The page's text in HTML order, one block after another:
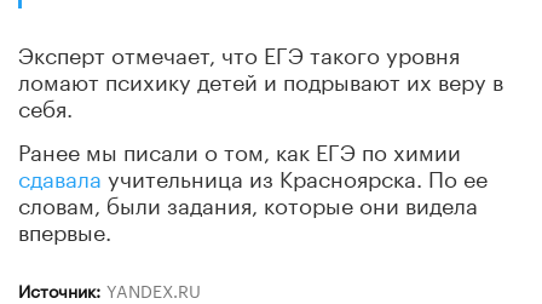
Эксперт отмечает, что ЕГЭ такого уровня
ломают психику детей и подрывают их веру в
себя.
Ранее мы писали о том, как ЕГЭ по химии
сдавала учительница из Красноярска. По ее
словам, были задания, которые они видела
впервые.
Источник: YANDEX.RU